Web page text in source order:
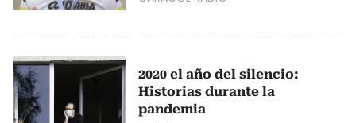
2020 el año del silencio:
Historias durante la
pandemia